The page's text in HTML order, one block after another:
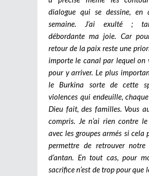
dialogue qui se dessine, en
semaine. J’ai exulté ;
débordante ma joie. Car
retour de la paix reste une
importe le canal par lequel on
pour y arriver. Le plus
le Burkina sorte de cette
violences qui endeuille,
Dieu fait, des familles. Vous
compris. Je n’ai rien contre
avec les groupes armés si cela
permettre de retrouver notre
d’antan. En tout cas, pour
sacrifice n’est de trop pour que